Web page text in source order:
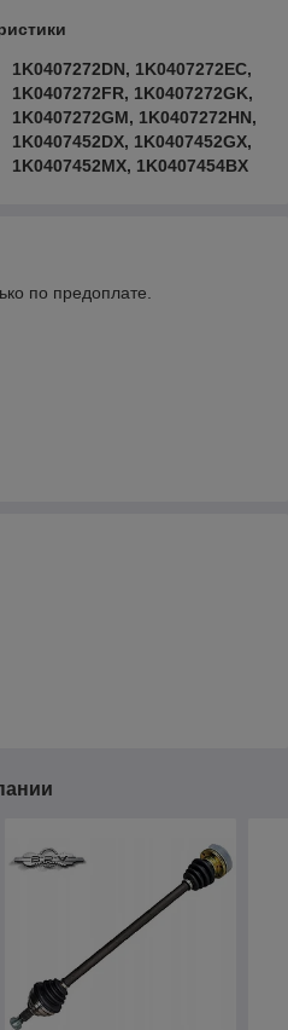
1K0407272DN, 1K0407272EC,
1K0407272FR, 1K0407272GK,
1K0407272GM, 1K0407272HN,
1K0407452DX, 1K0407452GX,
1K0407452MX, 1K0407454BX
по предоплате.